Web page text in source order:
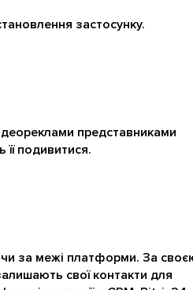
застосунку.
представниками
подивитися.
за межі платформи. За
свої контакти для